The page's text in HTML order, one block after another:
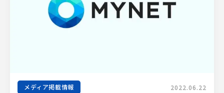
メディア掲載情報 2022.06.22